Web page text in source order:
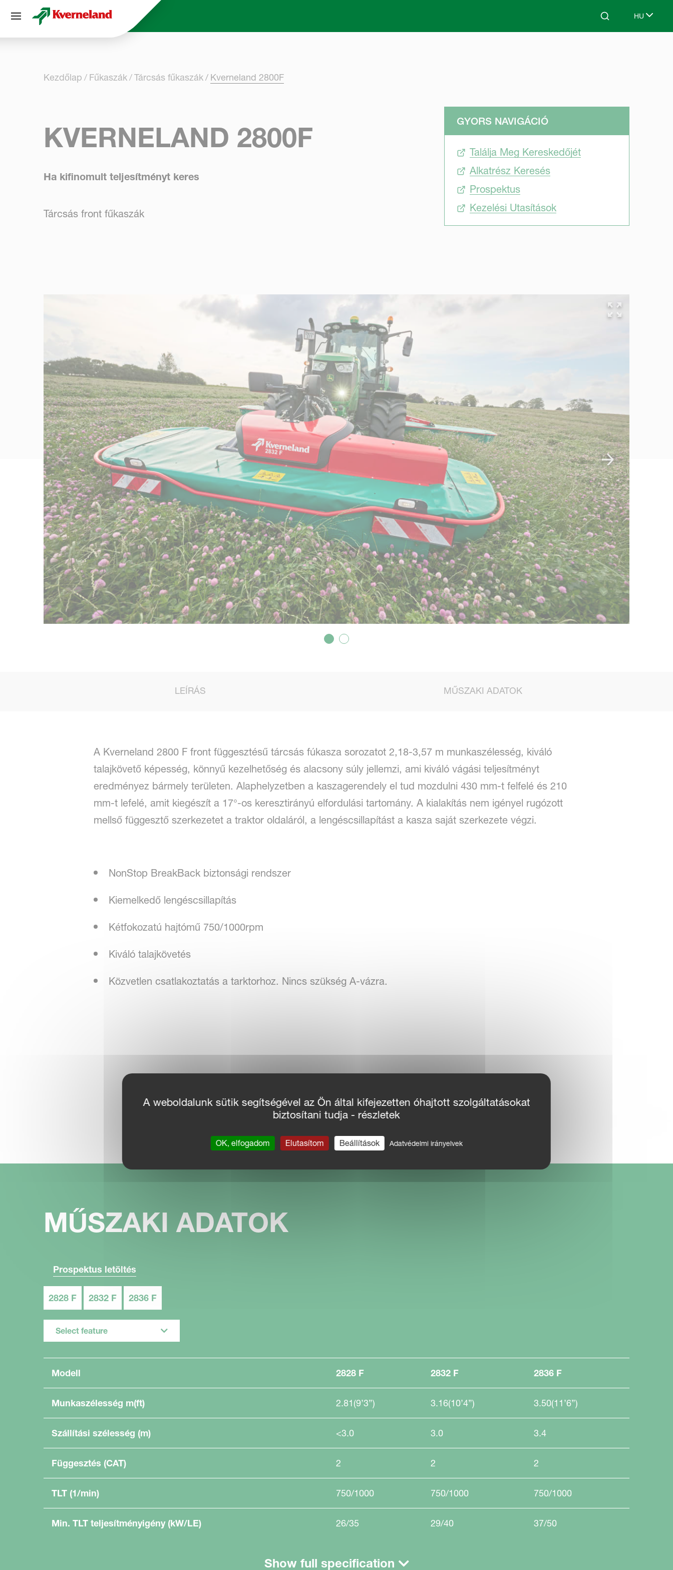
Search HU
Select
Kezdőlap Fűkaszák Tárcsás fűkaszák Kverneland 2800F
KVERNELAND 2800F
Ha kifinomult teljesítményt keres
Tárcsás front fűkaszák
GYORS NAVIGÁCIÓ
Találja Meg Kereskedőjét
Alkatrész Keresés
Prospektus
Kezelési Utasítások
LEÍRÁS MŰSZAKI ADATOK
A Kverneland 2800 F front függesztésű tárcsás fúkasza sorozatot 2,18-3,57 m munkaszélesség, kiváló
talajkövető képesség, könnyű kezelhetőség és alacsony súly jellemzi, ami kiváló vágási teljesítményt
eredményez bármely területen. Alaphelyzetben a kaszagerendely el tud mozdulni 430 mm-t felfelé és 210
mm-t lefelé, amit kiegészít a 17°-os keresztirányú elfordulási tartomány. A kialakítás nem igényel rugózott
mellső függesztő szerkezetet a traktor oldaláról, a lengéscsillapítást a kasza saját szerkezete végzi.
NonStop BreakBack biztonsági rendszer
Kiemelkedő lengéscsillapítás
Kétfokozatú hajtómű 750/1000rpm
Kiváló talajkövetés
Közvetlen csatlakoztatás a tarktorhoz. Nincs szükség A-vázra.
MŰSZAKI ADATOK
Prospektus letöltés
2828 F 2832 F 2836 F
Select feature
Modell 2828 F 2832 F 2836 F
Munkaszélesség m(ft) 2.81(9’3”) 3.16(10’4”) 3.50(11’6”)
Szállítási szélesség (m) <3.0 3.0 3.4
Függesztés (CAT) 2 2 2
TLT (1/min) 750/1000 750/1000 750/1000
Min. TLT teljesítményigény (kW/LE) 26/35 29/40 37/50
Show full specification
Süti preferenciák
A weboldalunk sütik segítségével az Ön által kifejezetten óhajtott szolgáltatásokat
biztosítani tudja - részletek
OK, elfogadom Elutasítom Beállítások Adatvédelmi irányelvek